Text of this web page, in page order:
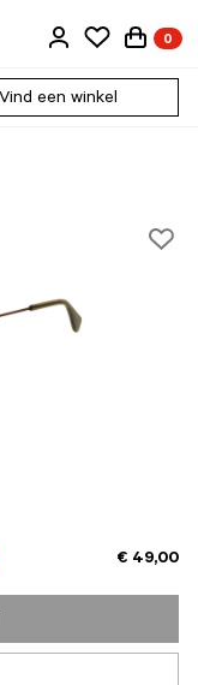
0
Vind een winkel
€ 49,00